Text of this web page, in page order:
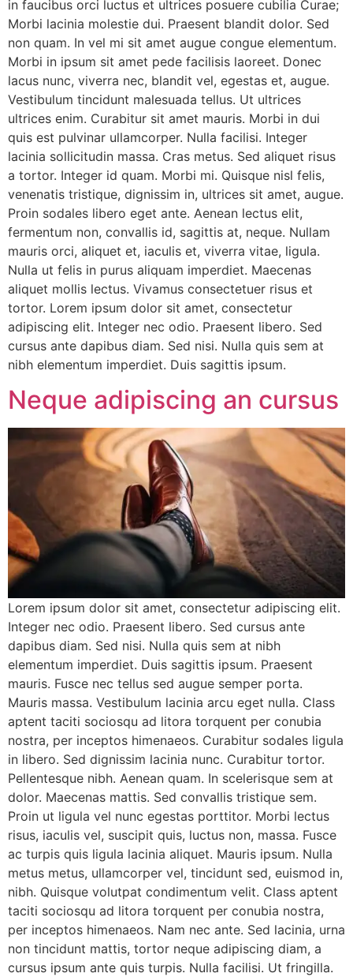
in faucibus orci luctus et ultrices posuere cubilia Curae;
Morbi lacinia molestie dui. Praesent blandit dolor. Sed
non quam. In vel mi sit amet augue congue elementum.
Morbi in ipsum sit amet pede facilisis laoreet. Donec
lacus nunc, viverra nec, blandit vel, egestas et, augue.
Vestibulum tincidunt malesuada tellus. Ut ultrices
ultrices enim. Curabitur sit amet mauris. Morbi in dui
quis est pulvinar ullamcorper. Nulla facilisi. Integer
lacinia sollicitudin massa. Cras metus. Sed aliquet risus
a tortor. Integer id quam. Morbi mi. Quisque nisl felis,
venenatis tristique, dignissim in, ultrices sit amet, augue.
Proin sodales libero eget ante. Aenean lectus elit,
fermentum non, convallis id, sagittis at, neque. Nullam
mauris orci, aliquet et, iaculis et, viverra vitae, ligula.
Nulla ut felis in purus aliquam imperdiet. Maecenas
aliquet mollis lectus. Vivamus consectetuer risus et
tortor. Lorem ipsum dolor sit amet, consectetur
adipiscing elit. Integer nec odio. Praesent libero. Sed
cursus ante dapibus diam. Sed nisi. Nulla quis sem at
nibh elementum imperdiet. Duis sagittis ipsum.
Neque adipiscing an cursus
Lorem ipsum dolor sit amet, consectetur adipiscing elit.
Integer nec odio. Praesent libero. Sed cursus ante
dapibus diam. Sed nisi. Nulla quis sem at nibh
elementum imperdiet. Duis sagittis ipsum. Praesent
mauris. Fusce nec tellus sed augue semper porta.
Mauris massa. Vestibulum lacinia arcu eget nulla. Class
aptent taciti sociosqu ad litora torquent per conubia
nostra, per inceptos himenaeos. Curabitur sodales ligula
in libero. Sed dignissim lacinia nunc. Curabitur tortor.
Pellentesque nibh. Aenean quam. In scelerisque sem at
dolor. Maecenas mattis. Sed convallis tristique sem.
Proin ut ligula vel nunc egestas porttitor. Morbi lectus
risus, iaculis vel, suscipit quis, luctus non, massa. Fusce
ac turpis quis ligula lacinia aliquet. Mauris ipsum. Nulla
metus metus, ullamcorper vel, tincidunt sed, euismod in,
nibh. Quisque volutpat condimentum velit. Class aptent
taciti sociosqu ad litora torquent per conubia nostra,
per inceptos himenaeos. Nam nec ante. Sed lacinia, urna
non tincidunt mattis, tortor neque adipiscing diam, a
cursus ipsum ante quis turpis. Nulla facilisi. Ut fringilla.